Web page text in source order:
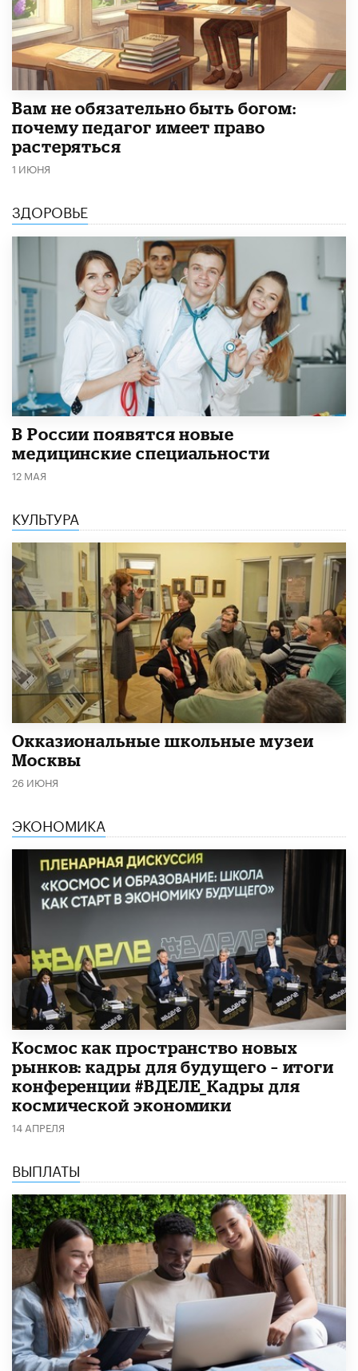
​Вам не обязательно быть богом:
почему педагог имеет право
растеряться
1 ИЮНЯ
ЗДОРОВЬЕ
В России появятся новые
медицинские специальности
12 МАЯ
КУЛЬТУРА
​Окказиональные школьные музеи
Москвы
26 ИЮНЯ
ЭКОНОМИКА
Космос как пространство новых
рынков: кадры для будущего – итоги
конференции #ВДЕЛЕ_Кадры для
космической экономики
14 АПРЕЛЯ
ВЫПЛАТЫ